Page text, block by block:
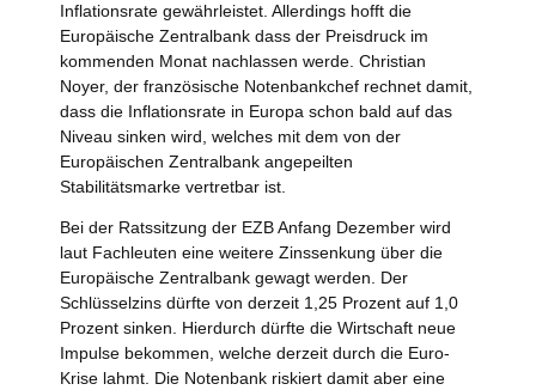
Inflationsrate gewährleistet. Allerdings hofft die
Europäische Zentralbank dass der Preisdruck im
kommenden Monat nachlassen werde. Christian
Noyer, der französische Notenbankchef rechnet damit,
dass die Inflationsrate in Europa schon bald auf das
Niveau sinken wird, welches mit dem von der
Europäischen Zentralbank angepeilten
Stabilitätsmarke vertretbar ist.
Bei der Ratssitzung der EZB Anfang Dezember wird
laut Fachleuten eine weitere Zinssenkung über die
Europäische Zentralbank gewagt werden. Der
Schlüsselzins dürfte von derzeit 1,25 Prozent auf 1,0
Prozent sinken. Hierdurch dürfte die Wirtschaft neue
Impulse bekommen, welche derzeit durch die Euro-
Krise lahmt. Die Notenbank riskiert damit aber eine